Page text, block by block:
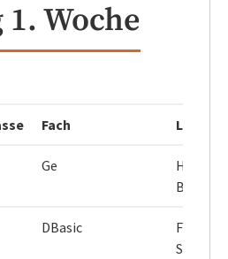
Woche
Fach Lehrer
Ge
Herr
Bleek
DBasic
Frau
Staff